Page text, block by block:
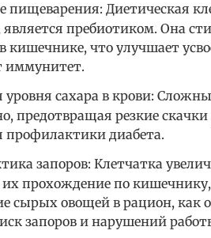
пищеварения: Диетическая
является пребиотиком. Она
кишечнике, что улучшает
иммунитет.
уровня сахара в крови:
предотвращая резкие
профилактики диабета.
запоров: Клетчатка
их прохождение по
сырых овощей в рацион, как
запоров и нарушений